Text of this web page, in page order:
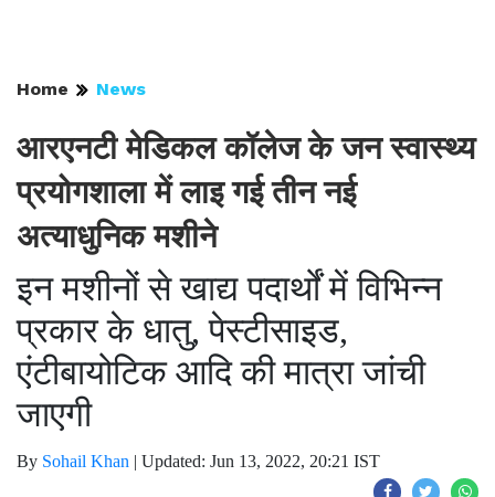
Home News
आरएनटी मेडिकल कॉलेज के जन स्वास्थ्य
प्रयोगशाला में लाइ गई तीन नई
अत्याधुनिक मशीने
इन मशीनों से खाद्य पदार्थों में विभिन्न
प्रकार के धातु, पेस्टीसाइड,
एंटीबायोटिक आदि की मात्रा जांची
जाएगी
By Sohail Khan | Updated: Jun 13, 2022, 20:21 IST